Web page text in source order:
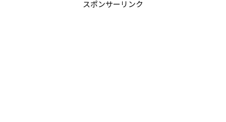
スポンサーリンク